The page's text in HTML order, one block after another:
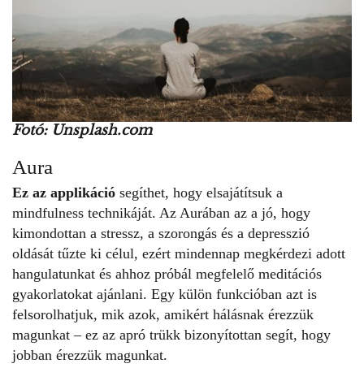
Fotó: Unsplash.com
Aura
Ez az applikáció segíthet, hogy elsajátítsuk a
mindfulness technikáját. Az Aurában az a jó, hogy
kimondottan a stressz, a szorongás és a depresszió
oldását tűzte ki célul, ezért mindennap megkérdezi adott
hangulatunkat és ahhoz próbál megfelelő meditációs
gyakorlatokat ajánlani. Egy külön funkcióban azt is
felsorolhatjuk, mik azok, amikért hálásnak érezzük
magunkat – ez az apró trükk bizonyítottan segít, hogy
jobban érezzük magunkat.